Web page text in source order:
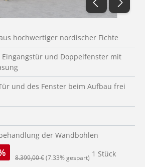
hochwertiger nordischer Fichte
und Doppelfenster mit
und des Fenster beim Aufbau frei
der Wandbohlen
Regulärer Preis:
8.399,00 €(7.33% gespart) 1 Stück